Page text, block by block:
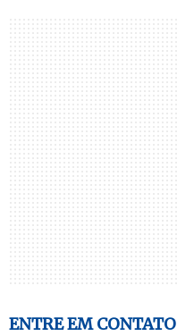
ENTRE EM CONTATO